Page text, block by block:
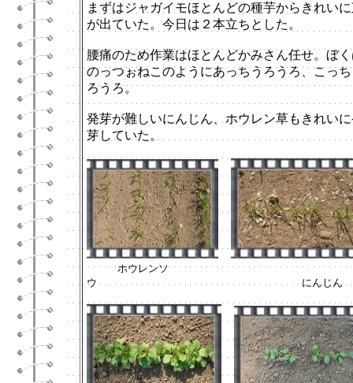
まずはジャガイモほとんどの種芋からきれい
が出ていた。今日は２本立ちとした。
腰痛のため作業はほとんどかみさん任せ。ぼ
のっつぉねこのようにあっちうろうろ、こっ
ろうろ。
発芽が難しいにんじん、ホウレン草もきれい
芽していた。
ホウレンソ
ウ にんじん